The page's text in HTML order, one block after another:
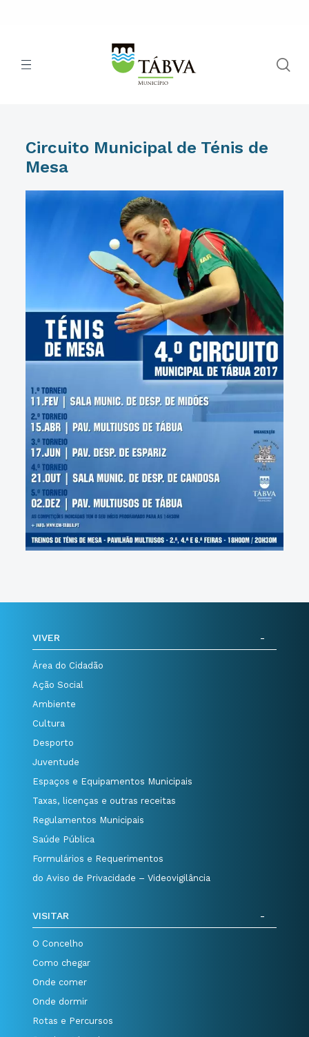
Circuito Municipal de Ténis de
Mesa
VIVER
Área do Cidadão
Ação Social
Ambiente
Cultura
Desporto
Juventude
Espaços e Equipamentos Municipais
Taxas, licenças e outras receitas
Regulamentos Municipais
Saúde Pública
Formulários e Requerimentos
do Aviso de Privacidade – Videovigilância
VISITAR
O Concelho
Como chegar
Onde comer
Onde dormir
Rotas e Percursos